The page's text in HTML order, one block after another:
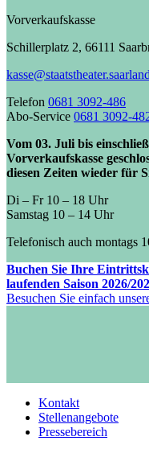
Vorverkaufskasse
Schillerplatz 2, 66111
kasse@staatstheater.saarland
Telefon 0681 3092-486
Abo-Service 0681 3092-
Vom 03. Juli bis
Vorverkaufskasse
diesen Zeiten wieder für
Di – Fr 10 – 18 Uhr
Samstag 10 – 14 Uhr
Telefonisch auch montags
Buchen Sie Ihre
laufenden Saison 2026/
Besuchen Sie einfach
Kontakt
Stellenangebote
Pressebereich